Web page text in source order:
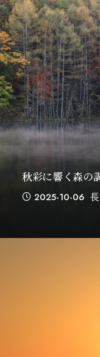
秋彩に響く森の
2025-10-06